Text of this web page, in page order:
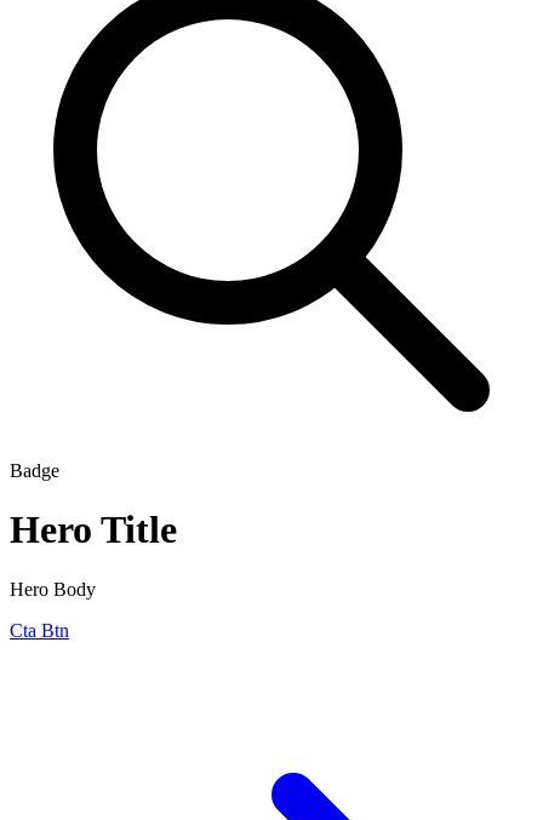
Badge
Hero Title
Hero Body
Cta Btn